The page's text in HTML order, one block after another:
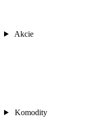
Akcie
Komodity